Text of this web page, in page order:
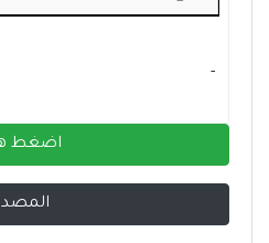
- ‏
اضغط